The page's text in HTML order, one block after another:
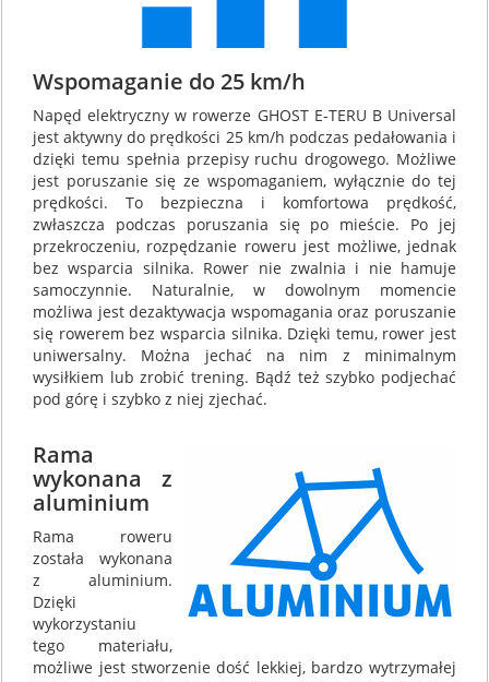
Wspomaganie do 25 km/h
Napęd elektryczny w rowerze GHOST E-TERU B Universal
jest aktywny do prędkości 25 km/h podczas pedałowania i
dzięki temu spełnia przepisy ruchu drogowego. Możliwe
jest poruszanie się ze wspomaganiem, wyłącznie do tej
prędkości. To bezpieczna i komfortowa prędkość,
zwłaszcza podczas poruszania się po mieście. Po jej
przekroczeniu, rozpędzanie roweru jest możliwe, jednak
bez wsparcia silnika. Rower nie zwalnia i nie hamuje
samoczynnie. Naturalnie, w dowolnym momencie
możliwa jest dezaktywacja wspomagania oraz poruszanie
się rowerem bez wsparcia silnika. Dzięki temu, rower jest
uniwersalny. Można jechać na nim z minimalnym
wysiłkiem lub zrobić trening. Bądź też szybko podjechać
pod górę i szybko z niej zjechać.
Rama
wykonana z
aluminium
Rama roweru
została wykonana
z aluminium.
Dzięki
wykorzystaniu
tego materiału,
możliwe jest stworzenie dość lekkiej, bardzo wytrzymałej